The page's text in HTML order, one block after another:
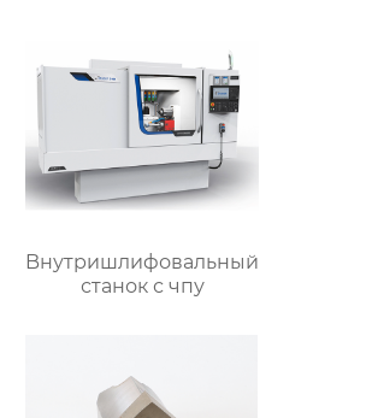
Bнутришлифовальный
станок с чпу